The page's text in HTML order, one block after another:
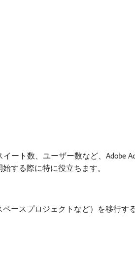
ート数、ユーザー数など、Adobe
する際に特に役立ちます。
ースプロジェクトなど）を移行す